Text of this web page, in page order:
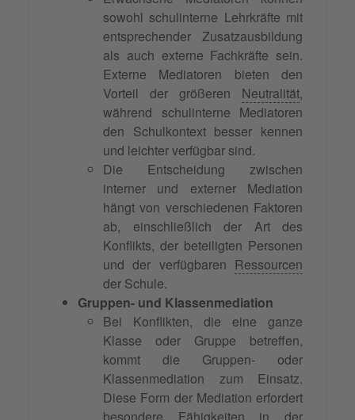
sowohl schulinterne Lehrkräfte mit
entsprechender Zusatzausbildung
als auch externe Fachkräfte sein.
Externe Mediatoren bieten den
Vorteil der größeren Neutralität,
während schulinterne Mediatoren
den Schulkontext besser kennen
und leichter verfügbar sind.
Die Entscheidung zwischen
interner und externer Mediation
hängt von verschiedenen Faktoren
ab, einschließlich der Art des
Konflikts, der beteiligten Personen
und der verfügbaren Ressourcen
der Schule.
Gruppen- und Klassenmediation
Bei Konflikten, die eine ganze
Klasse oder Gruppe betreffen,
kommt die Gruppen- oder
Klassenmediation zum Einsatz.
Diese Form der Mediation erfordert